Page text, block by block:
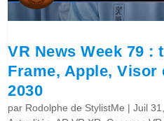
VR News Week 79 :
Frame, Apple, Visor
2030
par Rodolphe de StylistMe |Juil